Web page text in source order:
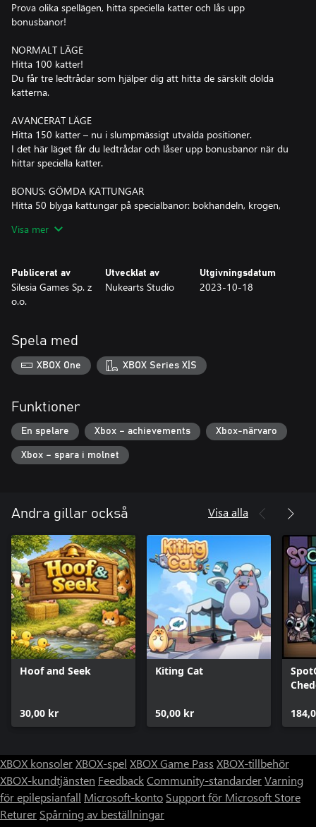
Prova olika spellägen, hitta speciella katter och lås upp
bonusbanor!
NORMALT LÄGE
Hitta 100 katter!
Du får tre ledtrådar som hjälper dig att hitta de särskilt dolda
katterna.
AVANCERAT LÄGE
Hitta 150 katter – nu i slumpmässigt utvalda positioner.
I det här läget får du ledtrådar och låser upp bonusbanor när du
hittar speciella katter.
BONUS: GÖMDA KATTUNGAR
Hitta 50 blyga kattungar på specialbanor: bokhandeln, krogen,
Visa mer
Publicerat av
Silesia Games Sp. z
o.o.
Utvecklat av
Nukearts Studio
Utgivningsdatum
2023-10-18
Spela med
XBOX One XBOX Series X|S
Funktioner
En spelare Xbox – achievements Xbox-närvaro
Xbox – spara i molnet
Andra gillar också Visa alla
Hoof and Seek
30,00 kr
Kiting Cat
50,00 kr
XBOX konsolerXBOX-spel XBOX Game Pass XBOX-tillbehör
XBOX-kundtjänsten FeedbackCommunity-standarderVarning
för epilepsianfall Microsoft-konto Support för Microsoft Store
Returer Spårning av beställningar